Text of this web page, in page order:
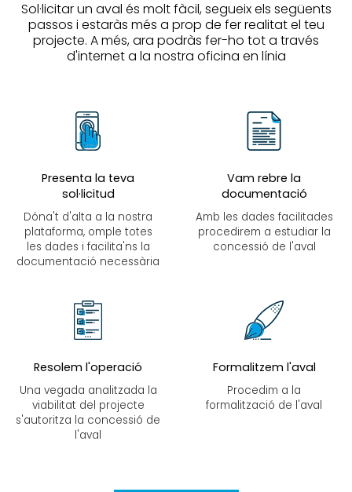
Sol·licitar un aval és molt fàcil, segueix els següents
passos i estaràs més a prop de fer realitat el teu
projecte. A més, ara podràs fer-ho tot a través
d'internet a la nostra oficina en línia
Presenta la teva
sol·licitud
Dóna't d'alta a la nostra
plataforma, omple totes
les dades i facilita'ns la
documentació necessària
Vam rebre la
documentació
Amb les dades facilitades
procedirem a estudiar la
concessió de l'aval
Resolem l'operació
Una vegada analitzada la
viabilitat del projecte
s'autoritza la concessió de
l'aval
Formalitzem l'aval
Procedim a la
formalització de l'aval